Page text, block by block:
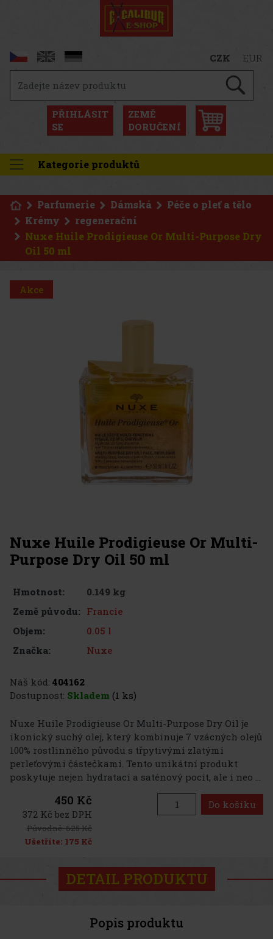
CZK EUR
PŘIHLÁSIT
SE
ZEMĚ
DORUČENÍ
Kategorie produktů
Parfumerie Dámská
Péče o pleť a tělo
Krémy
regenerační
Nuxe Huile Prodigieuse Or Multi-Purpose Dry
Oil 50 ml
Nuxe Huile Prodigieuse Or Multi-
Purpose Dry Oil 50 ml
Hmotnost:
0.149 kg
Země původu: Francie
Objem:
0.05 l
Značka:
Nuxe
Náš kód: 404162
Dostupnost: Skladem (1 ks)
Nuxe Huile Prodigieuse Or Multi-Purpose Dry Oil je
ikonický suchý olej, který kombinuje 7 vzácných olejů
100% rostlinného původu s třpytivými zlatými
perleťovými částečkami. Tento unikátní produkt
poskytuje nejen hydrataci a saténový pocit, ale i neo ...
450 Kč
372 Kč bez DPH
Původně:625 Kč
Ušetříte: 175 Kč
Do košíku
Akce
DETAIL PRODUKTU
Popis produktu